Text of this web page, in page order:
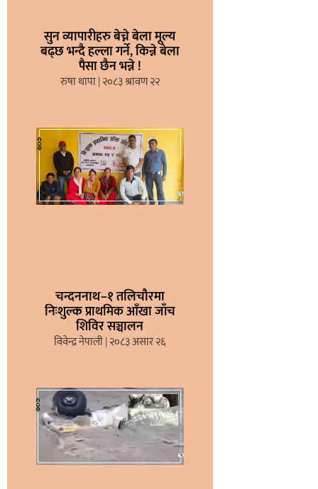
सुन व्यापारीहरु बेच्ने बेला मूल्य
बढ्छ भन्दै हल्ला गर्ने, किन्ने बेला
पैसा छैन भन्ने !
रुषा थापा २०८३ श्रावण २२
चन्दननाथ–१ तलिचौरमा
निःशुल्क प्राथमिक आँखा जाँच
शिविर सञ्चालन
विवेन्द्र नेपाली २०८३ असार २६